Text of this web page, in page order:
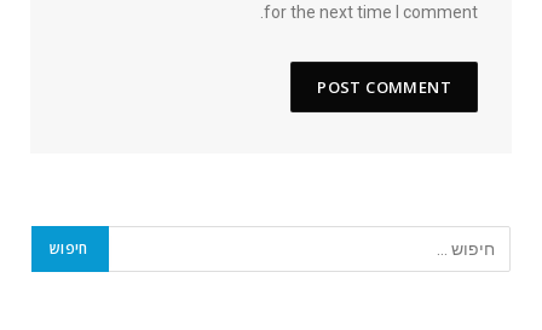
for the next time I comment.